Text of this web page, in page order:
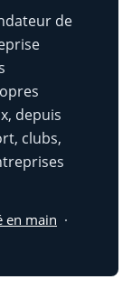
de
depuis
clubs,
en main ·